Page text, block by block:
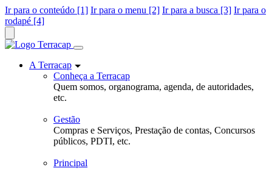
Ir para o conteúdo [1] Ir para o menu [2] Ir para a busca [3] Ir para o
rodapé [4]
A Terracap
Conheça a Terracap
Quem somos, organograma, agenda, de autoridades,
etc.
Gestão
Compras e Serviços, Prestação de contas, Concursos
públicos, PDTI, etc.
Principal